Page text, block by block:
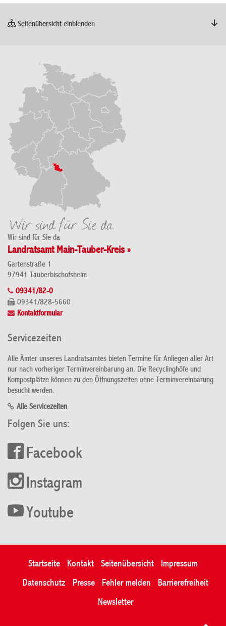
Seitenübersicht einblenden
Wir sind für Sie da
Landratsamt Main-Tauber-Kreis »
Gartenstraße 1
97941 Tauberbischofsheim
09341/82-0
09341/828-5660
Kontaktformular
Servicezeiten
Alle Ämter unseres Landratsamtes bieten Termine für Anliegen aller Art
nur nach vorheriger Terminvereinbarung an. Die Recyclinghöfe und
Kompostplätze können zu den Öffnungszeiten ohne Terminvereinbarung
besucht werden.
Alle Servicezeiten
Folgen Sie uns:
Facebook
Instagram
Youtube
Startseite Kontakt Seitenübersicht
Impressum
Datenschutz
Presse Fehler melden
Barrierefreiheit
Newsletter